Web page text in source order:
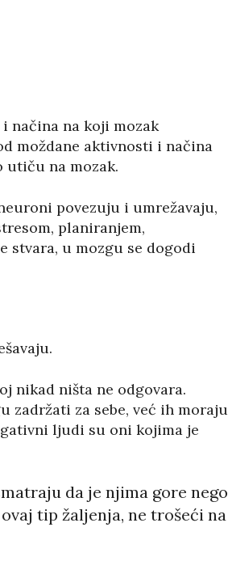
načina na koji mozak
moždane aktivnosti i načina
utiču na mozak.
povezuju i umrežavaju,
planiranjem,
stvara, u mozgu se dogodi
nikad ništa ne odgovara.
zadržati za sebe, već ih moraju
ljudi su oni kojima je
da je njima gore nego
tip žaljenja, ne trošeći na